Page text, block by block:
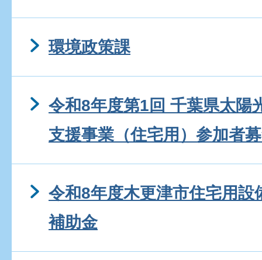
環境政策課
令和8年度第1回 千葉県太陽
支援事業（住宅用）参加者
令和8年度木更津市住宅用設
補助金